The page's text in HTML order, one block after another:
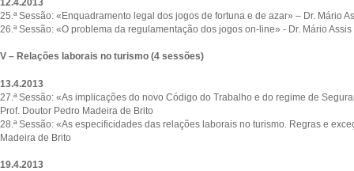
25.ª Sessão: «Enquadramento legal dos jogos de fortuna e de azar» – Dr. Mário
26.ª Sessão: «O problema da regulamentação dos jogos on-line» - Dr. Mário
V – Relações laborais no turismo (4 sessões)
13.4.2013
27.ª Sessão: «As implicações do novo Código do Trabalho e do regime de
Prof. Doutor Pedro Madeira de Brito
28.ª Sessão: «As especificidades das relações laborais no turismo. Regras e
Madeira de Brito
19.4.2013